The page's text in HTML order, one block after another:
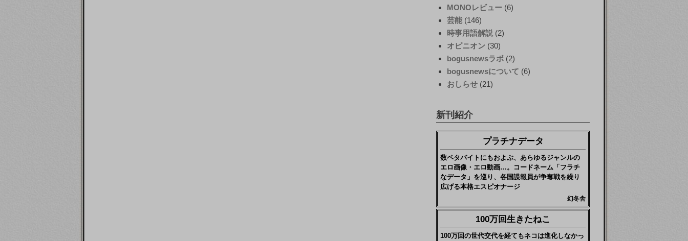
MONOレビュー (6)
芸能 (146)
時事用語解説 (2)
オピニオン (30)
bogusnewsラボ (2)
bogusnewsについて (6)
おしらせ (21)
新刊紹介
プラチナデータ
数ペタバイトにもおよぶ、あらゆるジャンルの
エロ画像・エロ動画…。コードネーム「フラチ
なデータ」を巡り、各国諜報員が争奪戦を繰り
広げる本格エスピオナージ
幻冬舎
100万回生きたねこ
100万回の世代交代を経てもネコは進化しなかっ